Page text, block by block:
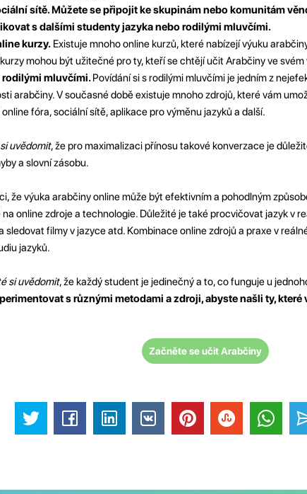
sítě. Můžete se připojit ke skupinám nebo komunitám
s dalšími studenty jazyka nebo rodilými mluvčími.
kurzy.Existuje mnoho online kurzů, které nabízejí výuku
mohou být užitečné pro ty, kteří se chtějí učit Arabčiny ve svém
rodilými mluvčími.Povídání si s rodilými mluvčími je jedním z
arabčiny. V současné době existuje mnoho zdrojů, které vám
fóra, sociální sítě, aplikace pro výměnu jazyků a další.
uvědomit, že pro maximalizaci přínosu takové konverzace je
a slovní zásobu.
že výuka arabčiny online může být efektivním a pohodlným
online zdroje a technologie. Důležité je také procvičovat jazyk v
sledovat filmy v jazyce atd. Kombinace online zdrojů a praxe v
jazyků.
si uvědomit, že každý student je jedinečný a to, co funguje u
s různými metodami a zdroji, abyste našli ty,
Začněte se učit Arabčiny